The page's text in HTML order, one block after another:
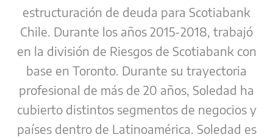
estructuración de deuda para Scotiabank
Chile. Durante los años 2015-2018, trabajó
en la división de Riesgos de Scotiabank con
base en Toronto. Durante su trayectoria
profesional de más de 20 años, Soledad ha
cubierto distintos segmentos de negocios y
países dentro de Latinoamérica. Soledad es